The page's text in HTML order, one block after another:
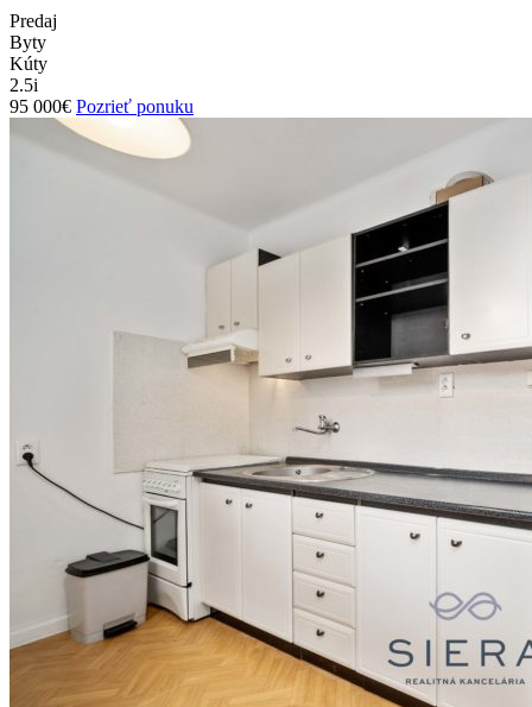
Predaj
Byty
Kúty
2.5i
95 000€ Pozrieť ponuku